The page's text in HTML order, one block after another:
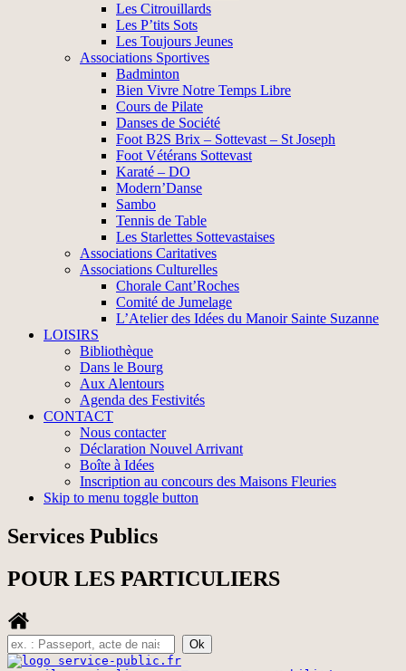
Les Citrouillards
Les P’tits Sots
Les Toujours Jeunes
Associations Sportives
Badminton
Bien Vivre Notre Temps Libre
Cours de Pilate
Danses de Société
Foot B2S Brix – Sottevast – St Joseph
Foot Vétérans Sottevast
Karaté – DO
Modern’Danse
Sambo
Tennis de Table
Les Starlettes Sottevastaises
Associations Caritatives
Associations Culturelles
Chorale Cant’Roches
Comité de Jumelage
L’Atelier des Idées du Manoir Sainte Suzanne
LOISIRS
Bibliothèque
Dans le Bourg
Aux Alentours
Agenda des Festivités
CONTACT
Nous contacter
Déclaration Nouvel Arrivant
Boîte à Idées
Inscription au concours des Maisons Fleuries
Skip to menu toggle button
Services Publics
POUR LES PARTICULIERS